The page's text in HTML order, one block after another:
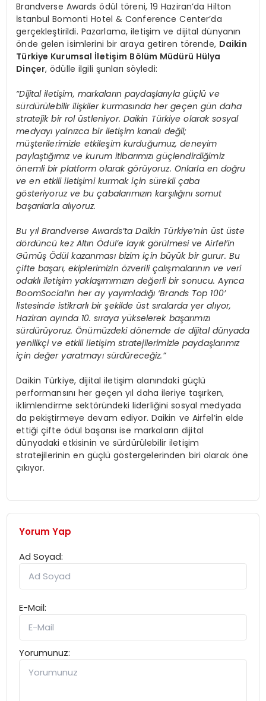
Brandverse Awards ödül töreni, 19 Haziran’da Hilton
İstanbul Bomonti Hotel & Conference Center’da
gerçekleştirildi. Pazarlama, iletişim ve dijital dünyanın
önde gelen isimlerini bir araya getiren törende, Daikin
Türkiye Kurumsal İletişim Bölüm Müdürü Hülya
Dinçer, ödülle ilgili şunları söyledi:
“Dijital iletişim, markaların paydaşlarıyla güçlü ve
sürdürülebilir ilişkiler kurmasında her geçen gün daha
stratejik bir rol üstleniyor. Daikin Türkiye olarak sosyal
medyayı yalnızca bir iletişim kanalı değil;
müşterilerimizle etkileşim kurduğumuz, deneyim
paylaştığımız ve kurum itibarımızı güçlendirdiğimiz
önemli bir platform olarak görüyoruz. Onlarla en doğru
ve en etkili iletişimi kurmak için sürekli çaba
gösteriyoruz ve bu çabalarımızın karşılığını somut
başarılarla alıyoruz.
Bu yıl Brandverse Awards’ta Daikin Türkiye’nin üst üste
dördüncü kez Altın Ödül’e layık görülmesi ve Airfel’in
Gümüş Ödül kazanması bizim için büyük bir gurur. Bu
çifte başarı, ekiplerimizin özverili çalışmalarının ve veri
odaklı iletişim yaklaşımımızın değerli bir sonucu. Ayrıca
BoomSocial’ın her ay yayımladığı ‘Brands Top 100’
listesinde istikrarlı bir şekilde üst sıralarda yer alıyor,
Haziran ayında 10. sıraya yükselerek başarımızı
sürdürüyoruz. Önümüzdeki dönemde de dijital dünyada
yenilikçi ve etkili iletişim stratejilerimizle paydaşlarımız
için değer yaratmayı sürdüreceğiz.”
Daikin Türkiye, dijital iletişim alanındaki güçlü
performansını her geçen yıl daha ileriye taşırken,
iklimlendirme sektöründeki liderliğini sosyal medyada
da pekiştirmeye devam ediyor. Daikin ve Airfel’in elde
ettiği çifte ödül başarısı ise markaların dijital
dünyadaki etkisinin ve sürdürülebilir iletişim
stratejilerinin en güçlü göstergelerinden biri olarak öne
çıkıyor.
Yorum Yap
Ad Soyad:
E-Mail:
Yorumunuz: